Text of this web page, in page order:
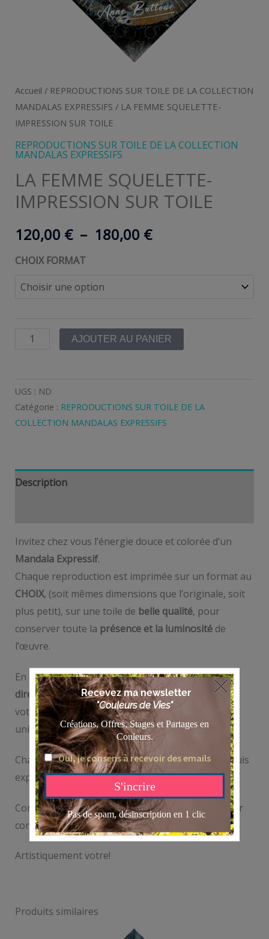
Accueil / REPRODUCTIONS SUR TOILE DE LA COLLECTION
MANDALAS EXPRESSIFS / LA FEMME SQUELETTE-
IMPRESSION SUR TOILE
REPRODUCTIONS SUR TOILE DE LA COLLECTION
MANDALAS EXPRESSIFS
LA FEMME SQUELETTE-
IMPRESSION SUR TOILE
120,00 € – 180,00 €Plage
à
CHOIX FORMAT
quantité
FEMME
SQUELETTE-
IMPRESSION
AJOUTER AU PANIER
UGS : ND
Catégorie : REPRODUCTIONS SUR TOILE DE LA
COLLECTION MANDALAS EXPRESSIFS
Description
Invitez chez vous l’énergie douce et colorée d’un
Mandala Expressif.
Chaque reproduction est imprimée sur un format au
CHOIX, (soit mêmes dimensions que l’originale, soit
plus petit), sur une toile de belle qualité, pour
conserver toute la présence et la luminositéde
l’œuvre.
En choisissant une reproduction, voussoutenez
directement mon travail d’artistetout en offrant à
votre intérieur une pièce inspirante, apaisante et
unique.
Chaque toile est créée spécialement pour vous, puis
expédiée sous quelques jours.
Contactez moi directement via le formulaire ou sur
contact@annebattoue.com.
Artistiquement votre!
Produits similaires